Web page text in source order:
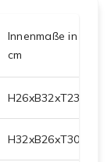
Innenmaße in
cm
H26xB32xT23.5
H32xB26xT30.5